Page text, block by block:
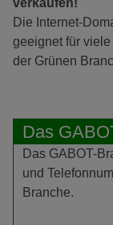
verkaufen!
Die Internet-
geeignet für
der Grünen
Das
Das GABOT-
und
Branche.